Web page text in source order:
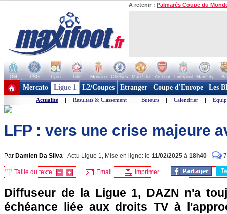
A retenir : Palmarès Coupe du
OM PSG Lyon Lille Monaco Chelsea Man Utd Arsenal Liverpool ManCity
+ de clubs
Mercato Ligue 1 L2/Coupes Etranger Coupe d'Europe Les
Actualité | Résultats & Classement | Buteurs | Calendrier |
LFP : vers une crise majeure
Par Damien Da Silva -Actu Ligue 1, Mise en ligne: le 11/02/2025 à 18h40 -
Taille du texte: Email Imprimer
Diffuseur de la Ligue 1, DAZN n'a
échéance liée aux droits TV à